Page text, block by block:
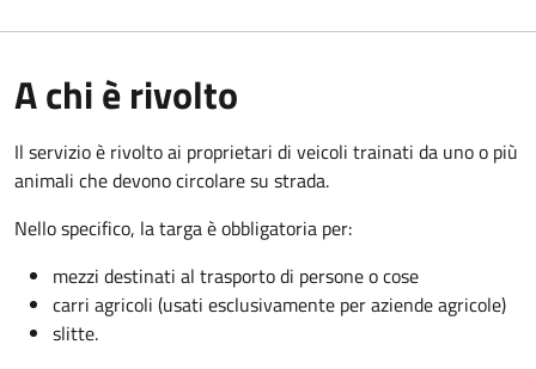
A chi è rivolto
Il servizio è rivolto ai proprietari di veicoli trainati da uno o più
animali che devono circolare su strada.
Nello specifico, la targa è obbligatoria per:
mezzi destinati al trasporto di persone o cose
carri agricoli (usati esclusivamente per aziende agricole)
slitte.